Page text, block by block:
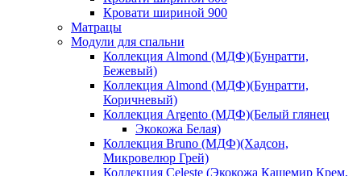
Кровати шириной 900
Матрацы
Модули для спальни
Коллекция Almond (МДФ)(Бунратти,
Бежевый)
Коллекция Almond (МДФ)(Бунратти,
Коричневый)
Коллекция Argento (МДФ)(Белый глянец
Экокожа Белая)
Коллекция Bruno (МДФ)(Хадсон,
Микровелюр Грей)
Коллекция Celeste (Экокожа Кашемир Крем,